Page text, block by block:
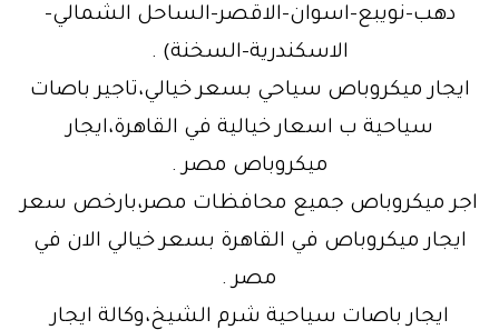
دهب-نويبع-اسوان-الاقصر-الساحل الشمالي-
الاسكندرية-السخنة) .
ايجار ميكروباص سياحي بسعر خيالي،تاجير باصات
سياحية ب اسعار خيالية في القاهرة،ايجار
ميكروباص مصر .
اجر ميكروباص جميع محافظات مصر،بارخص سعر
ايجار ميكروباص في القاهرة بسعر خيالي الان في
مصر .
ايجار باصات سياحية شرم الشيخ،وكالة ايجار